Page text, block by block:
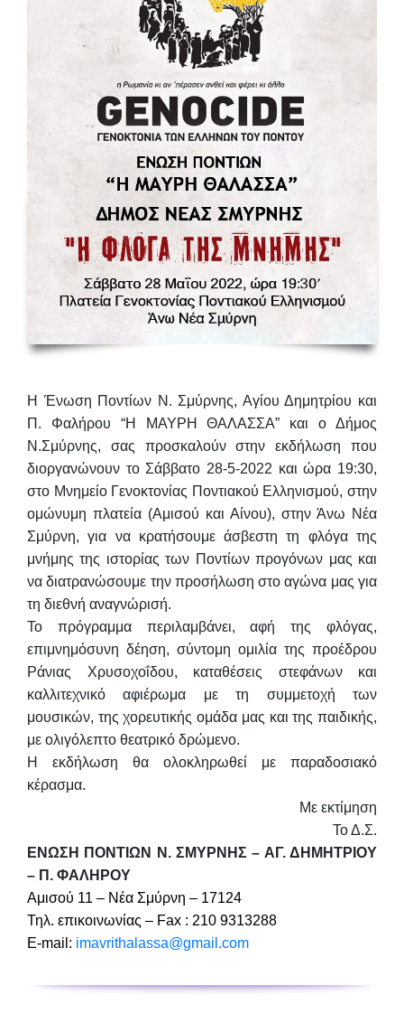
Η Ένωση Ποντίων Ν. Σμύρνης, Αγίου Δημητρίου και
Π. Φαλήρου “Η ΜΑΥΡΗ ΘΑΛΑΣΣΑ” και ο Δήμος
Ν.Σμύρνης, σας προσκαλούν στην εκδήλωση που
διοργανώνουν το Σάββατο 28-5-2022 καιώρα 19:30,
στο Μνημείο Γενοκτονίας Ποντιακού Ελληνισμού, στην
ομώνυμη πλατεία (Αμισού και Αίνου), στην Άνω Νέα
Σμύρνη, για να κρατήσουμε άσβεστη τη φλόγα της
μνήμης της ιστορίας των Ποντίωνπρογόνων μας και
να διατρανώσουμε την προσήλωση στο αγώνα μας για
τη διεθνή αναγνώρισή.
Το πρόγραμμα περιλαμβάνει, αφή της φλόγας,
επιμνημόσυνη δέηση, σύντομη ομιλία της προέδρου
Ράνιας Χρυσοχοΐδου, καταθέσεις στεφάνων και
καλλιτεχνικό αφιέρωμα με τη συμμετοχή των
μουσικών, της χορευτικής ομάδα μας και της παιδικής,
με ολιγόλεπτο θεατρικό δρώμενο.
Η εκδήλωση θα ολοκληρωθεί με παραδοσιακό
κέρασμα.
Με εκτίμηση
Το Δ.Σ.
ΕΝΩΣΗ ΠΟΝΤΙΩΝ Ν. ΣΜΥΡΝΗΣ – ΑΓ. ΔΗΜΗΤΡΙΟΥ
– Π. ΦΑΛΗΡΟΥ
Aμισού 11 – Νέα Σμύρνη – 17124
Τηλ. επικοινωνίας – Fax : 210 9313288
Ε-mail: imavrithalassa@gmail.com